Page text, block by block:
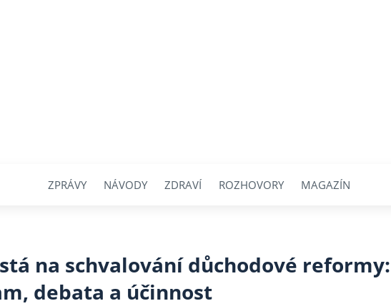
ZPRÁVY NÁVODY ZDRAVÍ ROZHOVORY MAGAZÍN
na schvalování důchodové reformy:
debata a účinnost